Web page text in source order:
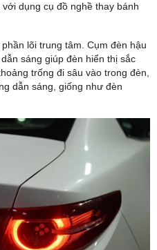
dụng cụ đồ nghề thay bánh
lõi trung tâm. Cụm đèn hậu
sáng giúp đèn hiển thị sắc
trống đi sâu vào trong đèn,
dẫn sáng, giống như đèn